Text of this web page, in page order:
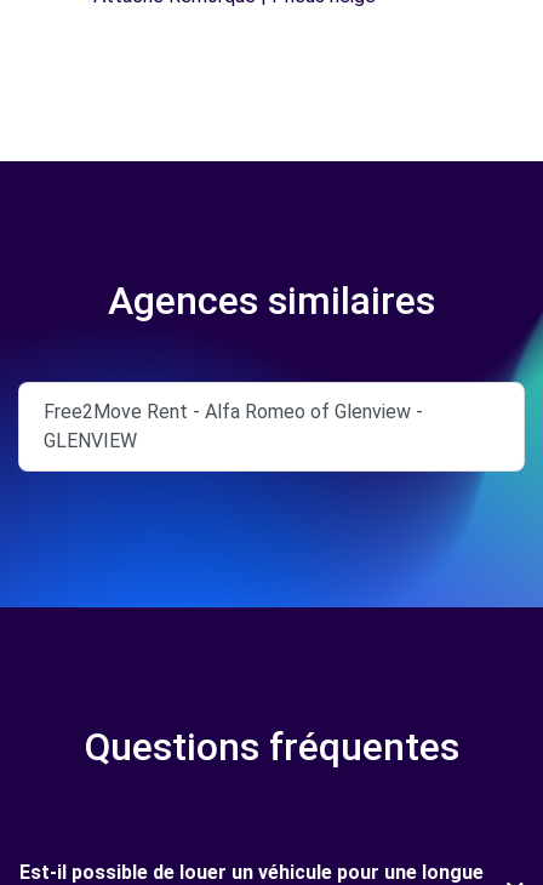
Agences similaires
Free2Move Rent - Alfa Romeo of Glenview -
GLENVIEW
Questions fréquentes
Est-il possible de louer un véhicule pour une longue